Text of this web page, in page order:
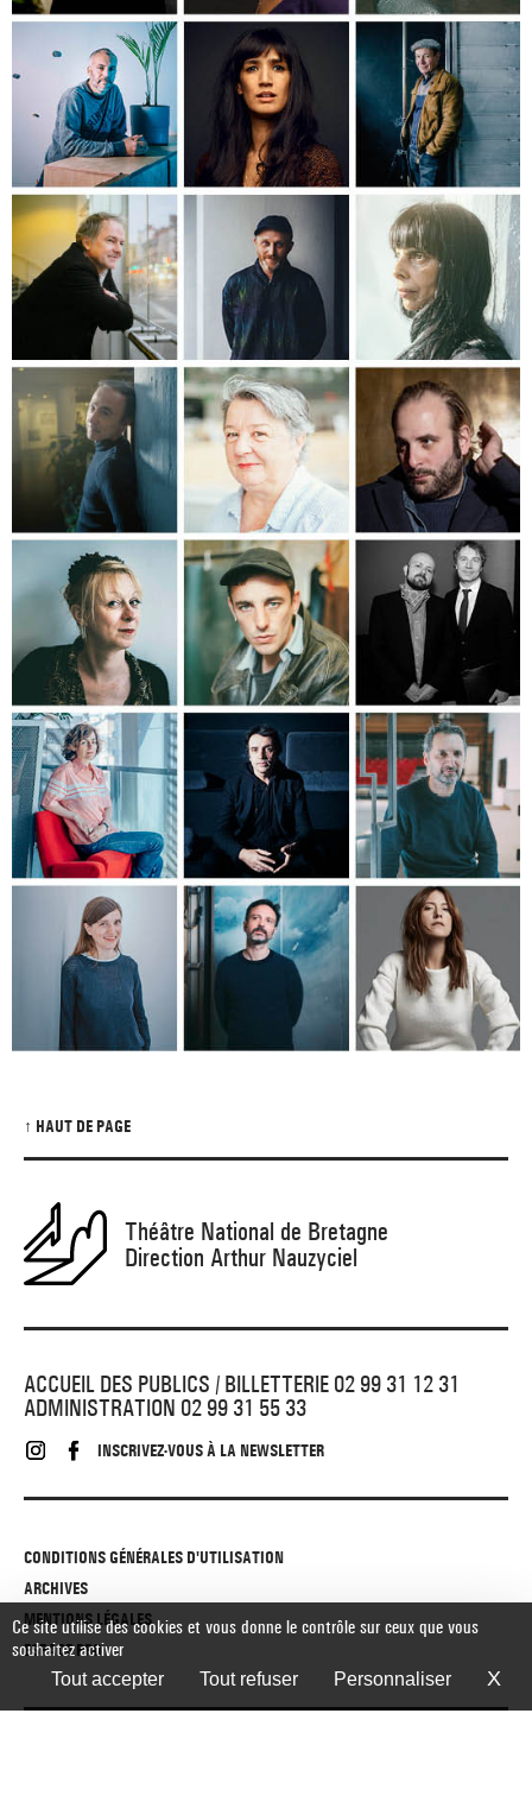
↑ HAUT DE PAGE
Théâtre National de Bretagne
Direction Arthur Nauzyciel
ACCUEIL DES PUBLICS / BILLETTERIE 02 99 31 12 31
ADMINISTRATION 02 99 31 55 33
INSCRIVEZ-VOUS À LA NEWSLETTER
CONDITIONS GÉNÉRALES D'UTILISATION
ARCHIVES
MENTIONS LÉGALES
ESPACE PRO
Ce site utilise des cookies et vous donne le contrôle sur ceux que vous
souhaitez activer
Tout accepter Tout refuser Personnaliser X